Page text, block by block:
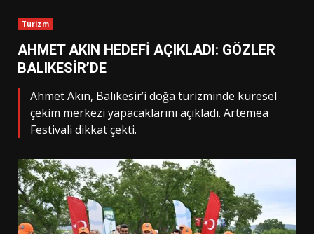
Turizm
AHMET AKIN HEDEFİ AÇIKLADI: GÖZLER
BALIKESİR’DE
Ahmet Akın, Balıkesir’i doğa turizminde küresel
çekim merkezi yapacaklarını açıkladı. Artemea
Festivali dikkat çekti.